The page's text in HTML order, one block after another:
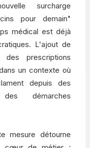
surcharge
pour demain"
médical est déjà
L'ajout de
prescriptions
un contexte où
depuis des
démarches
mesure détourne